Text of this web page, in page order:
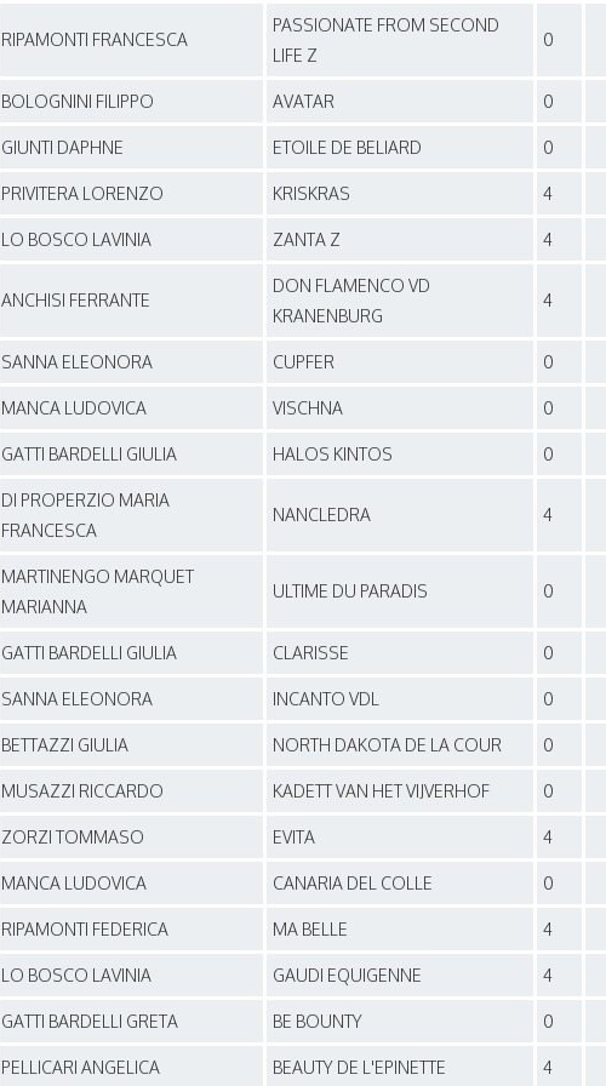
RIPAMONTI FRANCESCA
PASSIONATE FROM SECOND
LIFE Z
0
BOLOGNINI FILIPPO AVATAR 0
GIUNTI DAPHNE ETOILE DE BELIARD 0
PRIVITERA LORENZO KRISKRAS 4
LO BOSCO LAVINIA ZANTA Z 4
ANCHISI FERRANTE
DON FLAMENCO VD
KRANENBURG
4
SANNA ELEONORA CUPFER 0
MANCA LUDOVICA VISCHNA 0
GATTI BARDELLI GIULIA HALOS KINTOS 0
DI PROPERZIO MARIA
FRANCESCA
NANCLEDRA 4
MARTINENGO MARQUET
MARIANNA
ULTIME DU PARADIS 0
GATTI BARDELLI GIULIA CLARISSE 0
SANNA ELEONORA INCANTO VDL 0
BETTAZZI GIULIA NORTH DAKOTA DE LA COUR 0
MUSAZZI RICCARDO KADETT VAN HET VIJVERHOF 0
ZORZI TOMMASO EVITA 4
MANCA LUDOVICA CANARIA DEL COLLE 0
RIPAMONTI FEDERICA MA BELLE 4
LO BOSCO LAVINIA GAUDI EQUIGENNE 4
GATTI BARDELLI GRETA BE BOUNTY 0
PELLICARI ANGELICA BEAUTY DE L'EPINETTE 4